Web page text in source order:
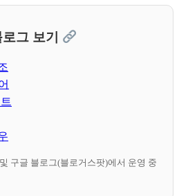
그 보기
구글 블로그(블로거스팟)에서 운영 중